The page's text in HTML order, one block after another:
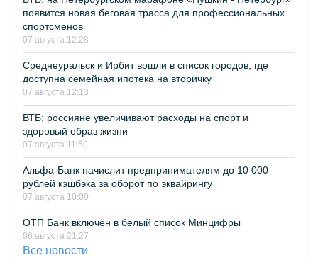
появится новая беговая трасса для профессиональных
спортсменов
07 августа 12:28
Среднеуральск и Ирбит вошли в список городов, где
доступна семейная ипотека на вторичку
07 августа 12:13
ВТБ: россияне увеличивают расходы на спорт и
здоровый образ жизни
07 августа 11:50
Альфа-Банк начислит предпринимателям до 10 000
рублей кэшбэка за оборот по эквайрингу
07 августа 10:00
ОТП Банк включён в белый список Минцифры
06 августа 21:27
Все новости